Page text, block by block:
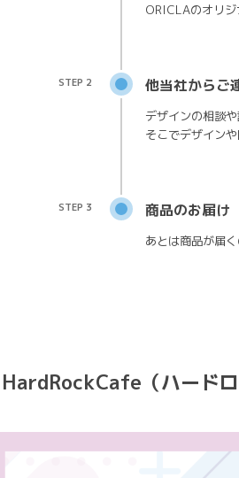
ORICLAのオリジ
STEP 2 他当社からご
デザインの相談
そこでデザイン
STEP 3 商品のお届け
あとは商品が届く
HardRockCafe（ハード